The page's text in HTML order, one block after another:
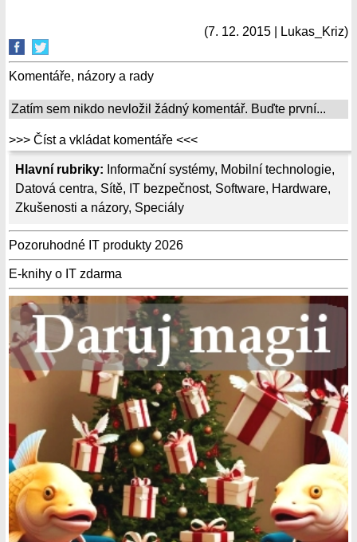
Hlavní rubriky: Informační systémy, Mobilní technologie,
Datová centra, Sítě, IT bezpečnost, Software, Hardware,
Zkušenosti a názory, Speciály
Pozoruhodné IT produkty 2026
E-knihy o IT zdarma
(7. 12. 2015 | Lukas_Kriz)
Komentáře, názory a rady
Zatím sem nikdo nevložil žádný komentář. Buďte první...
>>> Číst a vkládat komentáře <<<